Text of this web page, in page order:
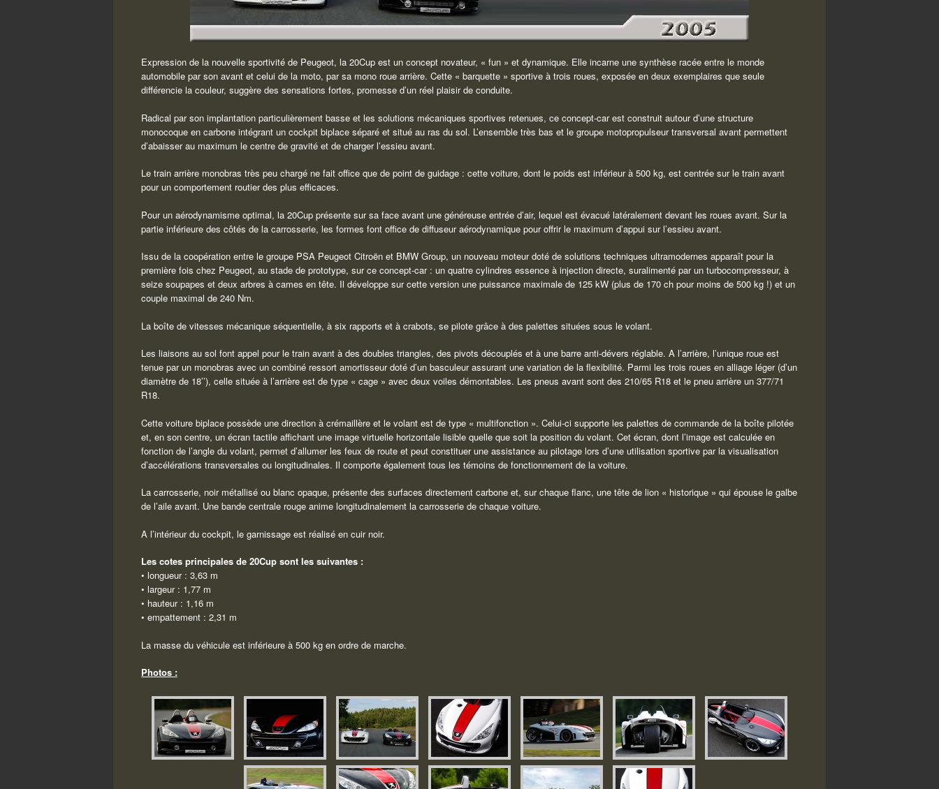
Expression de la nouvelle sportivité de Peugeot, la 20Cup est un concept novateur, « fun » et dynamique. Elle incarne une synthèse racée entre le monde
automobile par son avant et celui de la moto, par sa mono roue arrière. Cette « barquette » sportive à trois roues, exposée en deux exemplaires que seule
différencie la couleur, suggère des sensations fortes, promesse d’un réel plaisir de conduite.
Radical par son implantation particulièrement basse et les solutions mécaniques sportives retenues, ce concept-car est construit autour d’une structure
monocoque en carbone intégrant un cockpit biplace séparé et situé au ras du sol. L’ensemble très bas et le groupe motopropulseur transversal avant permettent
d’abaisser au maximum le centre de gravité et de charger l’essieu avant.
Le train arrière monobras très peu chargé ne fait office que de point de guidage : cette voiture, dont le poids est inférieur à 500 kg, est centrée sur le train avant
pour un comportement routier des plus efficaces.
Pour un aérodynamisme optimal, la 20Cup présente sur sa face avant une généreuse entrée d’air, lequel est évacué latéralement devant les roues avant. Sur la
partie inférieure des côtés de la carrosserie, les formes font office de diffuseur aérodynamique pour offrir le maximum d’appui sur l’essieu avant.
Issu de la coopération entre le groupe PSA Peugeot Citroën et BMW Group, un nouveau moteur doté de solutions techniques ultramodernes apparaît pour la
première fois chez Peugeot, au stade de prototype, sur ce concept-car : un quatre cylindres essence à injection directe, suralimenté par un turbocompresseur, à
seize soupapes et deux arbres à cames en tête. Il développe sur cette version une puissance maximale de 125 kW (plus de 170 ch pour moins de 500 kg !) et un
couple maximal de 240 Nm.
La boîte de vitesses mécanique séquentielle, à six rapports et à crabots, se pilote grâce à des palettes situées sous le volant.
Les liaisons au sol font appel pour le train avant à des doubles triangles, des pivots découplés et à une barre anti-dévers réglable. A l’arrière, l’unique roue est
tenue par un monobras avec un combiné ressort amortisseur doté d’un basculeur assurant une variation de la flexibilité. Parmi les trois roues en alliage léger (d’un
diamètre de 18’’), celle située à l’arrière est de type « cage » avec deux voiles démontables. Les pneus avant sont des 210/65 R18 et le pneu arrière un 377/71
R18.
Cette voiture biplace possède une direction à crémaillère et le volant est de type « multifonction ». Celui-ci supporte les palettes de commande de la boîte pilotée
et, en son centre, un écran tactile affichant une image virtuelle horizontale lisible quelle que soit la position du volant. Cet écran, dont l’image est calculée en
fonction de l’angle du volant, permet d’allumer les feux de route et peut constituer une assistance au pilotage lors d’une utilisation sportive par la visualisation
d’accélérations transversales ou longitudinales. Il comporte également tous les témoins de fonctionnement de la voiture.
La carrosserie, noir métallisé ou blanc opaque, présente des surfaces directement carbone et, sur chaque flanc, une tête de lion « historique » qui épouse le galbe
de l’aile avant. Une bande centrale rouge anime longitudinalement la carrosserie de chaque voiture.
A l’intérieur du cockpit, le garnissage est réalisé en cuir noir.
Les cotes principales de 20Cup sont les suivantes :
• longueur : 3,63 m
• largeur : 1,77 m
• hauteur : 1,16 m
• empattement : 2,31 m
La masse du véhicule est inférieure à 500 kg en ordre de marche.
Photos :